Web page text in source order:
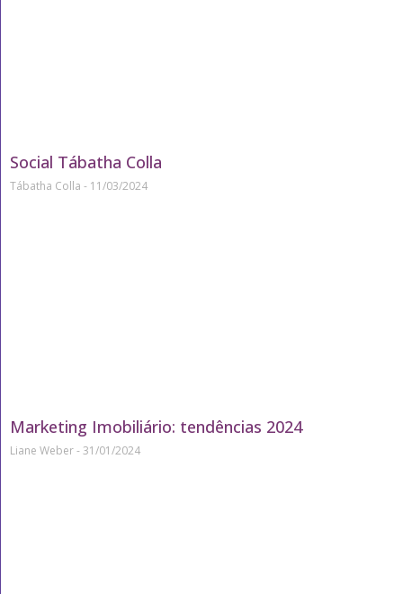
Social Tábatha Colla
Tábatha Colla 11/03/2024
Marketing Imobiliário: tendências 2024
Liane Weber 31/01/2024